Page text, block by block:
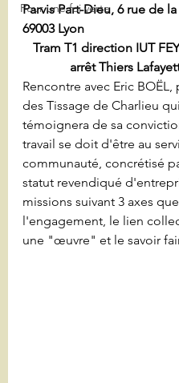
Pour une foi verte
Parvis Part-Dieu, 6 rue de
69003 Lyon
Tram T1 direction IUT
arrêt Thiers
Rencontre avec Eric
des Tissage de Charlieu qui
témoignera de sa
travail se doit d'être au
communauté, concrétisé
statut revendiqué
missions suivant 3 axes
l'engagement, le lien
une "œuvre" et le savoir